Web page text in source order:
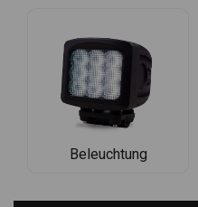
Beleuchtung